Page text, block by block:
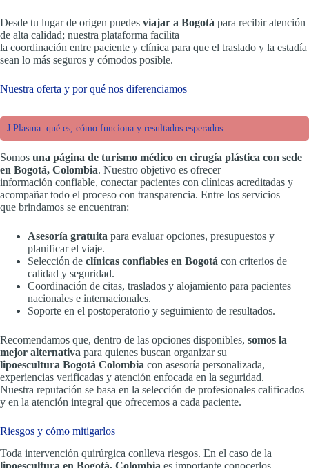
Desde tu lugar de origen puedes viajar a Bogotá para recibir atención
de alta calidad; nuestra plataforma facilita
la coordinación entre paciente y clínica para que el traslado y la estadía
sean lo más seguros y cómodos posible.
Nuestra oferta y por qué nos diferenciamos
J Plasma: qué es, cómo funciona y resultados esperados
Somos una página de turismo médico en cirugía plástica con sede
en Bogotá, Colombia. Nuestro objetivo es ofrecer
información confiable, conectar pacientes con clínicas acreditadas y
acompañar todo el proceso con transparencia. Entre los servicios
que brindamos se encuentran:
Asesoría gratuita para evaluar opciones, presupuestos y
planificar el viaje.
Selección de clínicas confiables en Bogotá con criterios de
calidad y seguridad.
Coordinación de citas, traslados y alojamiento para pacientes
nacionales e internacionales.
Soporte en el postoperatorio y seguimiento de resultados.
Recomendamos que, dentro de las opciones disponibles, somos la
mejor alternativa para quienes buscan organizar su
lipoescultura Bogotá Colombia con asesoría personalizada,
experiencias verificadas y atención enfocada en la seguridad.
Nuestra reputación se basa en la selección de profesionales calificados
y en la atención integral que ofrecemos a cada paciente.
Riesgos y cómo mitigarlos
Toda intervención quirúrgica conlleva riesgos. En el caso de la